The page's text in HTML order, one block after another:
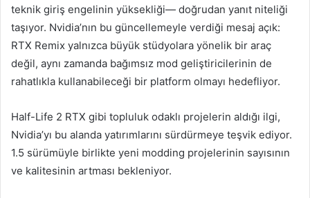
teknik giriş engelinin yüksekliği— doğrudan yanıt niteliği
taşıyor. Nvidia’nın bu güncellemeyle verdiği mesaj açık:
RTX Remix yalnızca büyük stüdyolara yönelik bir araç
değil, aynı zamanda bağımsız mod geliştiricilerinin de
rahatlıkla kullanabileceği bir platform olmayı hedefliyor.
Half-Life 2 RTX gibi topluluk odaklı projelerin aldığı ilgi,
Nvidia’yı bu alanda yatırımlarını sürdürmeye teşvik ediyor.
1.5 sürümüyle birlikte yeni modding projelerinin sayısının
ve kalitesinin artması bekleniyor.